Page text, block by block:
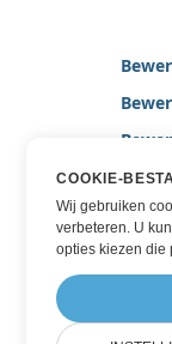
COOKIE-
Wij gebruiken
verbeteren. U
opties kiezen die